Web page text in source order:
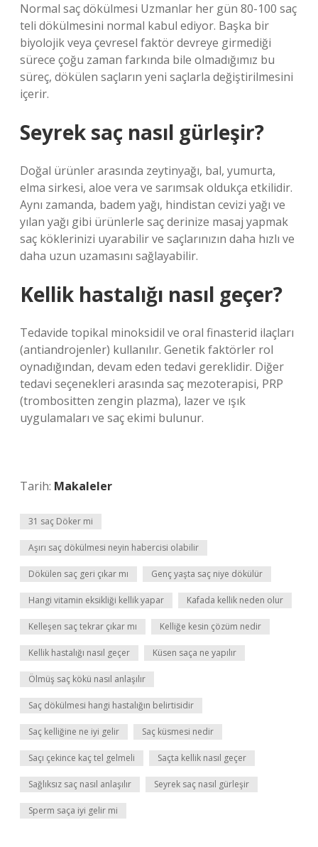
Normal saç dökülmesi Uzmanlar her gün 80-100 saç
teli dökülmesini normal kabul ediyor. Başka bir
biyolojik veya çevresel faktör devreye girmediği
sürece çoğu zaman farkında bile olmadığımız bu
süreç, dökülen saçların yeni saçlarla değiştirilmesini
içerir.
Seyrek saç nasıl gürleşir?
Doğal ürünler arasında zeytinyağı, bal, yumurta,
elma sirkesi, aloe vera ve sarımsak oldukça etkilidir.
Aynı zamanda, badem yağı, hindistan cevizi yağı ve
yılan yağı gibi ürünlerle saç derinize masaj yapmak
saç köklerinizi uyarabilir ve saçlarınızın daha hızlı ve
daha uzun uzamasını sağlayabilir.
Kellik hastalığı nasıl geçer?
Tedavide topikal minoksidil ve oral finasterid ilaçları
(antiandrojenler) kullanılır. Genetik faktörler rol
oynadığından, devam eden tedavi gereklidir. Diğer
tedavi seçenekleri arasında saç mezoterapisi, PRP
(trombositten zengin plazma), lazer ve ışık
uygulamaları ve saç ekimi bulunur.
Tarih: Makaleler
31 saç Döker mi
Aşırı saç dökülmesi neyin habercisi olabilir
Dökülen saç geri çıkar mı Genç yaşta saç niye dökülür
Hangi vitamin eksikliği kellik yapar Kafada kellik neden olur
Kelleşen saç tekrar çıkar mı Kelliğe kesin çözüm nedir
Kellik hastalığı nasıl geçer Küsen saça ne yapılır
Ölmüş saç kökü nasıl anlaşılır
Saç dökülmesi hangi hastalığın belirtisidir
Saç kelliğine ne iyi gelir Saç küsmesi nedir
Saçı çekince kaç tel gelmeli Saçta kellik nasıl geçer
Sağlıksız saç nasıl anlaşılır Seyrek saç nasıl gürleşir
Sperm saça iyi gelir mi